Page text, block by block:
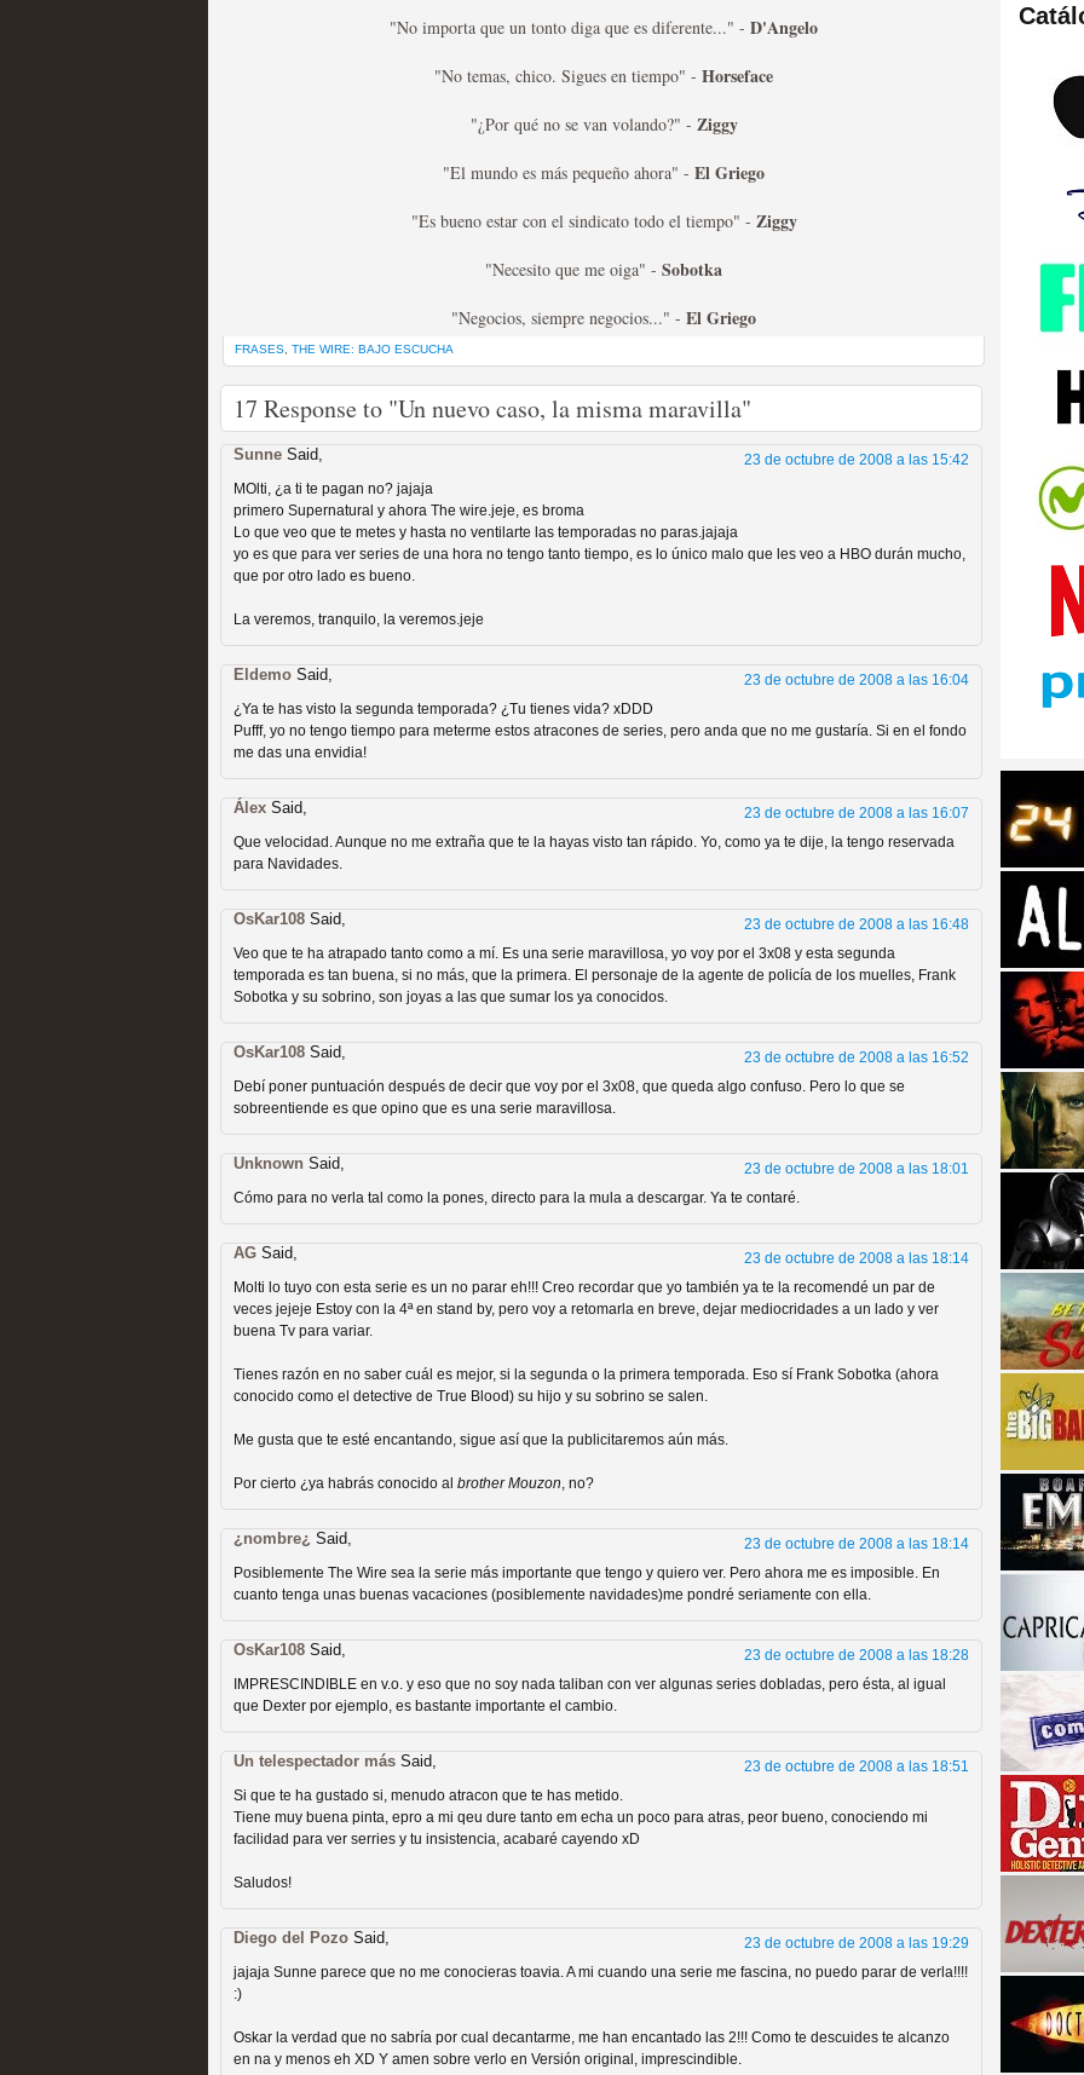
Fin de ciclo para las series de viajes en el tiempo
Taboo es otra miniserie británica que no es
miniserie
MOLTISANTI
Recomendación de la semana
Las temporadas de pilotos de Amazon
Recomendación de la semana
Galería con los Mejores Personajes de Series de
Televisión
MOLTISANTI
Las productoras de las estrellas de cine y
televisión
MOLTISANTI
Recomendación de la semana
Las series de 10 temporadas están en peligro de
extinción
MOLTISANTI
Recomendación de la semana
Expediente X: Guía para descubrir la "verdad"
MOLTISANTI
Recomendación de la semana
"No importa que un tonto diga que es diferente..." - D'Angelo
"No temas, chico. Sigues en tiempo" - Horseface
"¿Por qué no se van volando?" - Ziggy
"El mundo es más pequeño ahora" - El Griego
"Es bueno estar con el sindicato todo el tiempo" - Ziggy
"Necesito que me oiga" - Sobotka
"Negocios, siempre negocios..." - El Griego
FRASES THE WIRE: BAJO ESCUCHA
17 Response to "Un nuevo caso, la misma maravilla"
Sunne Said,
23 de octubre de 2008 a las 15:42
MOlti, ¿a ti te pagan no? jajaja
primero Supernatural y ahora The wire.jeje, es broma
Lo que veo que te metes y hasta no ventilarte las temporadas no paras.jajaja
yo es que para ver series de una hora no tengo tanto tiempo, es lo único malo que les veo a HBO durán mucho,
que por otro lado es bueno.
La veremos, tranquilo, la veremos.jeje
Eldemo Said,
23 de octubre de 2008 a las 16:04
¿Ya te has visto la segunda temporada? ¿Tu tienes vida? xDDD
Pufff, yo no tengo tiempo para meterme estos atracones de series, pero anda que no me gustaría. Si en el fondo
me das una envidia!
Álex Said,
23 de octubre de 2008 a las 16:07
Que velocidad. Aunque no me extraña que te la hayas visto tan rápido. Yo, como ya te dije, la tengo reservada
para Navidades.
OsKar108 Said,
23 de octubre de 2008 a las 16:48
Veo que te ha atrapado tanto como a mí. Es una serie maravillosa, yo voy por el 3x08 y esta segunda
temporada es tan buena, si no más, que la primera. El personaje de la agente de policía de los muelles, Frank
Sobotka y su sobrino, son joyas a las que sumar los ya conocidos.
OsKar108 Said,
23 de octubre de 2008 a las 16:52
Debí poner puntuación después de decir que voy por el 3x08, que queda algo confuso. Pero lo que se
sobreentiende es que opino que es una serie maravillosa.
Unknown Said,
23 de octubre de 2008 a las 18:01
Cómo para no verla tal como la pones, directo para la mula a descargar. Ya te contaré.
AG Said,
23 de octubre de 2008 a las 18:14
Molti lo tuyo con esta serie es un no parar eh!!! Creo recordar que yo también ya te la recomendé un par de
veces jejeje Estoy con la 4ª en stand by, pero voy a retomarla en breve, dejar mediocridades a un lado y ver
buena Tv para variar.
Tienes razón en no saber cuál es mejor, si la segunda o la primera temporada. Eso sí Frank Sobotka (ahora
conocido como el detective de True Blood) su hijo y su sobrino se salen.
Me gusta que te esté encantando, sigue así que la publicitaremos aún más.
Por cierto ¿ya habrás conocido al brother Mouzon, no?
¿nombre¿ Said,
23 de octubre de 2008 a las 18:14
Posiblemente The Wire sea la serie más importante que tengo y quiero ver. Pero ahora me es imposible. En
cuanto tenga unas buenas vacaciones (posiblemente navidades)me pondré seriamente con ella.
OsKar108 Said,
23 de octubre de 2008 a las 18:28
IMPRESCINDIBLE en v.o. y eso que no soy nada taliban con ver algunas series dobladas, pero ésta, al igual
que Dexter por ejemplo, es bastante importante el cambio.
Un telespectador más Said,
23 de octubre de 2008 a las 18:51
Si que te ha gustado si, menudo atracon que te has metido.
Tiene muy buena pinta, epro a mi qeu dure tanto em echa un poco para atras, peor bueno, conociendo mi
facilidad para ver serries y tu insistencia, acabaré cayendo xD
Saludos!
Diego del Pozo Said,
23 de octubre de 2008 a las 19:29
jajaja Sunne parece que no me conocieras toavia. A mi cuando una serie me fascina, no puedo parar de verla!!!!
:)
Oskar la verdad que no sabría por cual decantarme, me han encantado las 2!!! Como te descuides te alcanzo
en na y menos eh XD Y amen sobre verlo en Versión original, imprescindible.